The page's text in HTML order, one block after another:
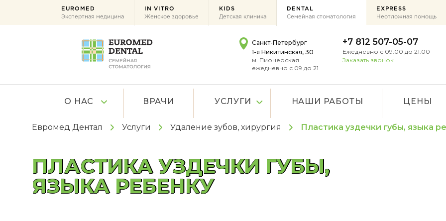
EUROMED
Экспертная медицина
IN VITRO
Женское здоровье
KIDS
Детская клиника
DENTAL
Семейная стоматология
EXPRESS
Неотложная помощь
Санкт-Петербург
1-я Никитинская, 30
м. Пионерская
ежедневно с 09 до 21
+7 812 507-05-07
Ежедневно с 09:00 до 21:00
Заказать звонок
О НАС ВРАЧИ УСЛУГИ НАШИ РАБОТЫ ЦЕНЫ
Евромед Дентал Услуги Удаление зубов, хирургия Пластика уздечки губы, языка
ПЛАСТИКА УЗДЕЧКИ ГУБЫ,
ЯЗЫКА РЕБЕНКУ